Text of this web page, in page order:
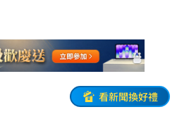
看新聞換好禮